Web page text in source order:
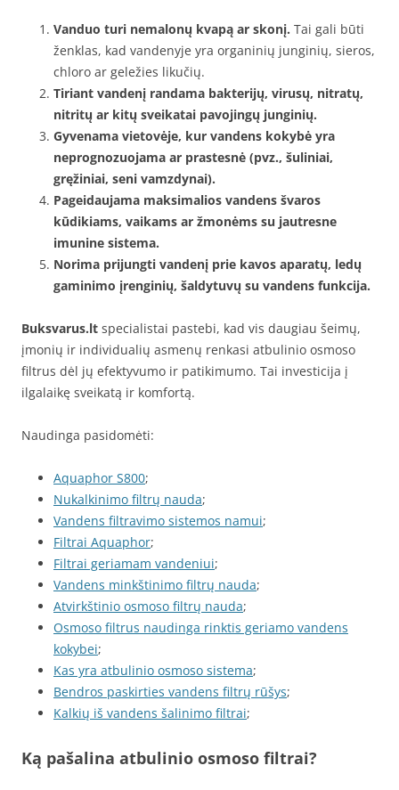
Vanduo turi nemalonų kvapą ar skonį. Tai gali būti
ženklas, kad vandenyje yra organinių junginių, sieros,
chloro ar geležies likučių.
Tiriant vandenį randama bakterijų, virusų, nitratų,
nitritų ar kitų sveikatai pavojingų junginių.
Gyvenama vietovėje, kur vandens kokybė yra
neprognozuojama ar prastesnė (pvz., šuliniai,
gręžiniai, seni vamzdynai).
Pageidaujama maksimalios vandens švaros
kūdikiams, vaikams ar žmonėms su jautresne
imunine sistema.
Norima prijungti vandenį prie kavos aparatų, ledų
gaminimo įrenginių, šaldytuvų su vandens funkcija.
Buksvarus.lt specialistai pastebi, kad vis daugiau šeimų,
įmonių ir individualių asmenų renkasi atbulinio osmoso
filtrus dėl jų efektyvumo ir patikimumo. Tai investicija į
ilgalaikę sveikatą ir komfortą.
Naudinga pasidomėti:
Aquaphor S800;
Nukalkinimo filtrų nauda;
Vandens filtravimo sistemos namui;
Filtrai Aquaphor;
Filtrai geriamam vandeniui;
Vandens minkštinimo filtrų nauda;
Atvirkštinio osmoso filtrų nauda;
Osmoso filtrus naudinga rinktis geriamo vandens
kokybei;
Kas yra atbulinio osmoso sistema;
Bendros paskirties vandens filtrų rūšys;
Kalkių iš vandens šalinimo filtrai;
Ką pašalina atbulinio osmoso filtrai?